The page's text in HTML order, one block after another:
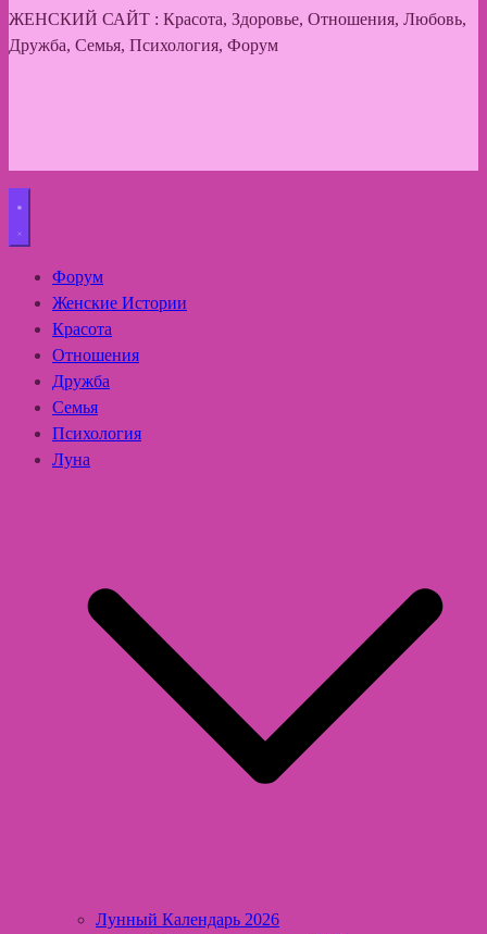
ЖЕНСКИЙ САЙТ : Красота, Здоровье, Отношения, Любовь,
Дружба, Семья, Психология, Форум
Форум
Женские Истории
Красота
Отношения
Дружба
Семья
Психология
Луна
Лунный Календарь 2026